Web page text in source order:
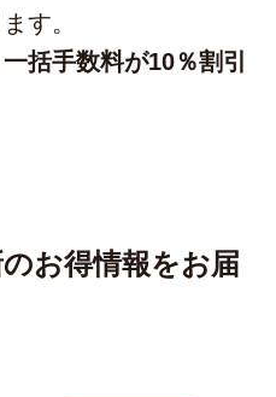
す。
一括手数料が10％割引
お得情報をお届